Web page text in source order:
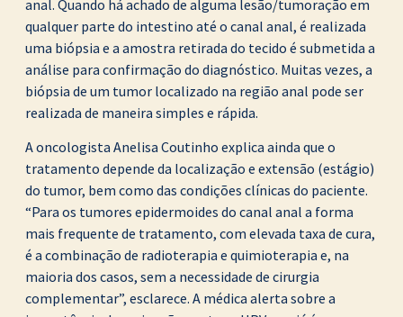
anal. Quando há achado de alguma lesão/tumoração em
qualquer parte do intestino até o canal anal, é realizada
uma biópsia e a amostra retirada do tecido é submetida a
análise para confirmação do diagnóstico. Muitas vezes, a
biópsia de um tumor localizado na região anal pode ser
realizada de maneira simples e rápida.
A oncologista Anelisa Coutinho explica ainda que o
tratamento depende da localização e extensão (estágio)
do tumor, bem como das condições clínicas do paciente.
“Para os tumores epidermoides do canal anal a forma
mais frequente de tratamento, com elevada taxa de cura,
é a combinação de radioterapia e quimioterapia e, na
maioria dos casos, sem a necessidade de cirurgia
complementar”, esclarece. A médica alerta sobre a